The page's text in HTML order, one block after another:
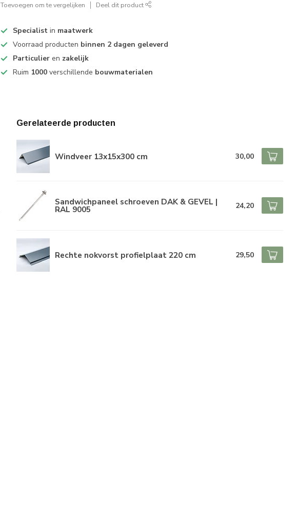
Toevoegen om te vergelijken Deel dit product
Specialist in maatwerk
Voorraad producten binnen 2 dagen geleverd
Particulier en zakelijk
Ruim 1000 verschillende bouwmaterialen
Gerelateerde producten
Windveer 13x15x300 cm 30,00
Sandwichpaneel schroeven DAK & GEVEL |
RAL 9005 24,20
Rechte nokvorst profielplaat 220 cm 29,50